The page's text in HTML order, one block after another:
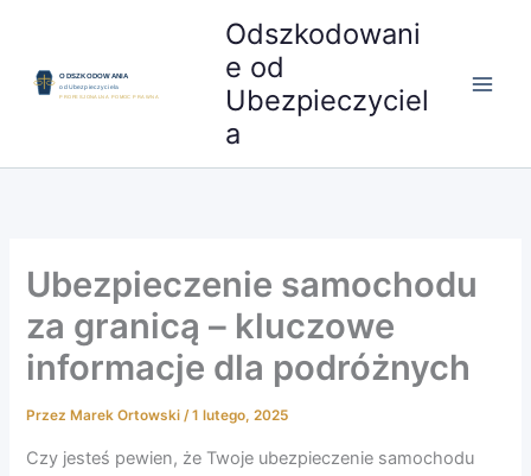
treści
Odszkodowani
e od
Ubezpieczyciel
a
Ubezpieczenie samochodu
za granicą – kluczowe
informacje dla podróżnych
Przez Marek Ortowski/1 lutego, 2025
Czy jesteś pewien, że Twoje ubezpieczenie samochodu